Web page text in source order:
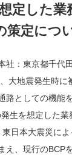
定した業
策定につ
社：東京都千代
大地震発生時に
路としての機能
生を想定した
日本大震災に
え、現行のBCP